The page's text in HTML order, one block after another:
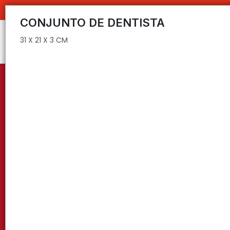
31 X 21 X 3 CM
CONJUNTO DE DENTISTA
31 X 21 X 3 CM